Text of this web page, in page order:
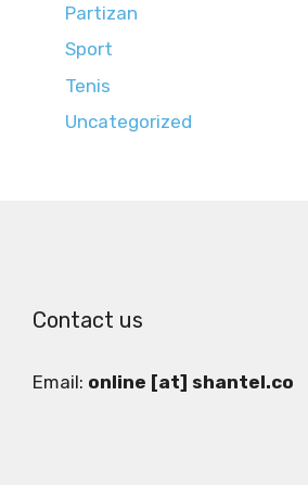
Partizan
Sport
Tenis
Uncategorized
Contact us
Email: online [at] shantel.co